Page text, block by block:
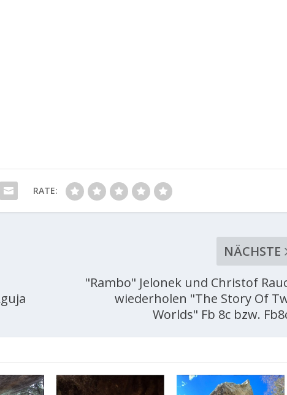
RATE:
NÄCHSTE
"Rambo" Jelonek und Christof
wiederholen "The Story Of
Worlds" Fb 8c bzw.